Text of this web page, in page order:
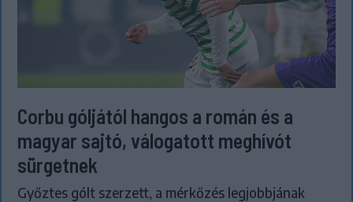
Corbu góljától hangos a román és a
magyar sajtó, válogatott meghívót
sürgetnek
Győztes gólt szerzett, a mérkőzés legjobbjának